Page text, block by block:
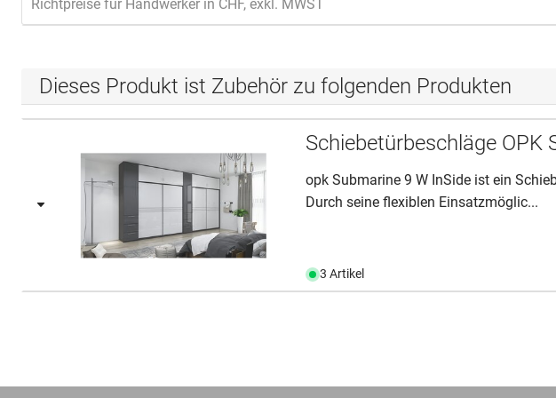
Richtpreise für Handwerker in CHF, exkl. MWST
Dieses Produkt ist Zubehör zu folgenden Produkten
Schiebetürbeschläge OPK
opk Submarine 9 W InSide ist ein
Durch seine flexiblen Einsatzmöglic...
3 Artikel